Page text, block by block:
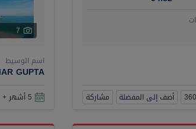
أضف إلى المفضلة مشاركة
7
اسم الوسيط
GUPTA
5 أشهر +